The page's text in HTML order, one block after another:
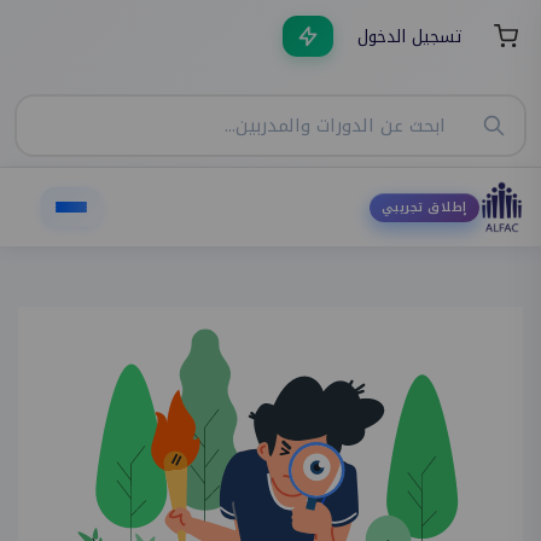
تسجيل الدخول
إطلاق تجريبي